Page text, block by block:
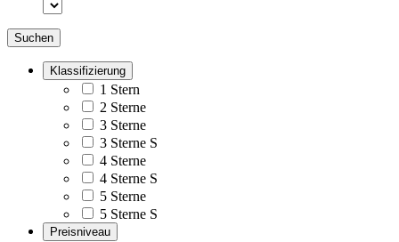
Suchen
Klassifizierung
1 Stern
2 Sterne
3 Sterne
3 Sterne S
4 Sterne
4 Sterne S
5 Sterne
5 Sterne S
Preisniveau